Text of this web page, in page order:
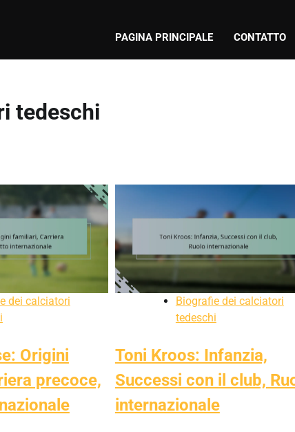
PAGINA PRINCIPALE CONTATTO
tedeschi
dei calciatori
Origini
precoce,
Biografie dei calciatori
tedeschi
Toni Kroos: Infanzia,
Successi con il club,
internazionale